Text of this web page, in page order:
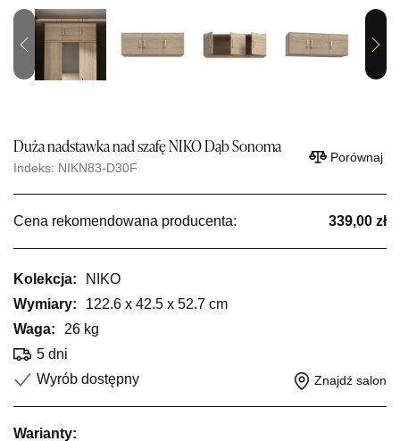
Previous Next
Duża nadstawka nad szafę NIKO Dąb Sonoma
Indeks: NIKN83-D30F
Porównaj
Cena rekomendowana producenta: 339,00 zł
Kolekcja:
NIKO
Wymiary:
122.6 x 42.5 x 52.7 cm
Waga:
26 kg
5 dni
Wyrób dostępny
Znajdź salon
Warianty: